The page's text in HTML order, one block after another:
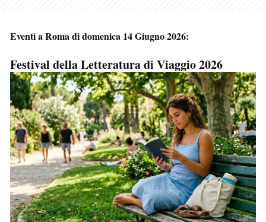
Eventi a Roma di domenica 14 Giugno 2026:
Festival della Letteratura di Viaggio 2026